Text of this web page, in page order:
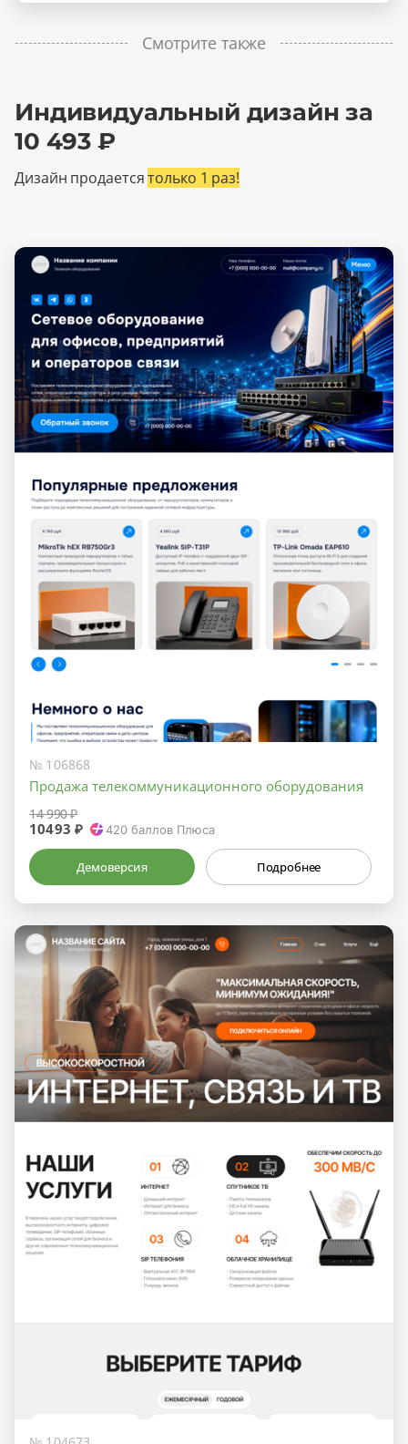
Смотрите также
Индивидуальный дизайн за
10 493 ₽
Дизайн продаетсятолько 1 раз!
№ 106868
Продажа телекоммуникационного оборудования
14 990 ₽
10493 ₽ 420 баллов Плюса
Демоверсия Подробнее